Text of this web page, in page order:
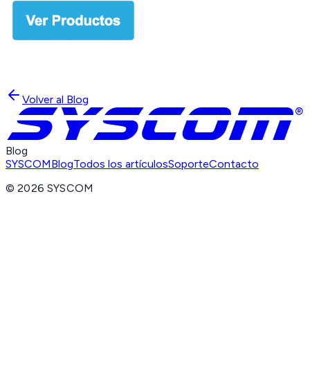
Volver al Blog
Blog
SYSCOMBlogTodos los artículosSoporteContacto
©2026 SYSCOM